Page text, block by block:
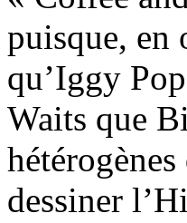
puisque, en
qu’Iggy
Waits que
dessiner